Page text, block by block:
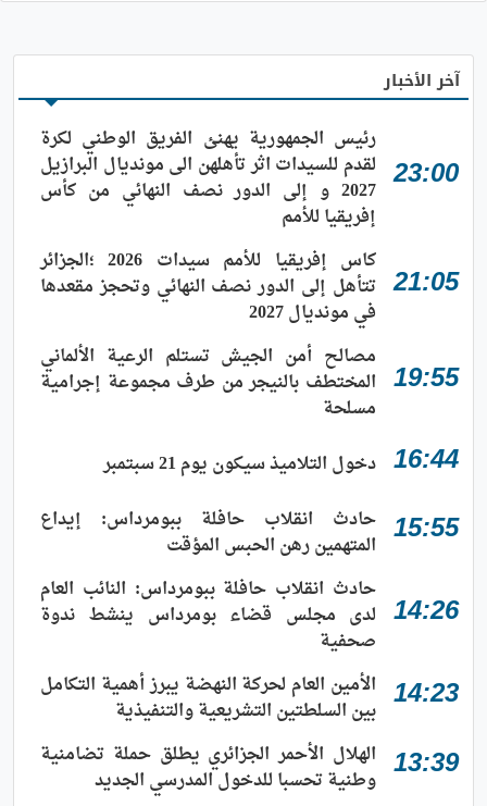
آخر الأخبار
23:00
رئيس الجمهورية يهنئ الفريق الوطني لكرة
لقدم للسيدات اثر تأهلهن الى مونديال البرازيل
2027 و إلى الدور نصف النهائي من كأس
إفريقيا للأمم
21:05
كاس إفريقيا للأمم سيدات 2026 ؛الجزائر
تتأهل إلى الدور نصف النهائي وتحجز مقعدها
في مونديال 2027
19:55
مصالح أمن الجيش تستلم الرعية الألماني
المختطف بالنيجر من طرف مجموعة إجرامية
مسلحة
16:44 دخول التلاميذ سيكون يوم 21 سبتمبر
15:55 حادث انقلاب حافلة ببومرداس: إيداع
المتهمين رهن الحبس المؤقت
14:26
حادث انقلاب حافلة ببومرداس: النائب العام
لدى مجلس قضاء بومرداس ينشط ندوة
صحفية
14:23 الأمين العام لحركة النهضة يبرز أهمية التكامل
بين السلطتين التشريعية والتنفيذية
13:39 الهلال الأحمر الجزائري يطلق حملة تضامنية
وطنية تحسبا للدخول المدرسي الجديد